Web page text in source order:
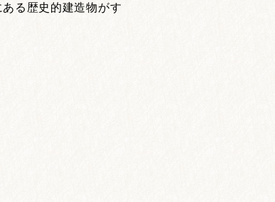
る歴史的建造物がす